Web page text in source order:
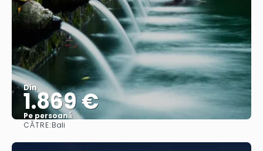
Din
1.869 €
Pe persoană
CĂTRE:Bali